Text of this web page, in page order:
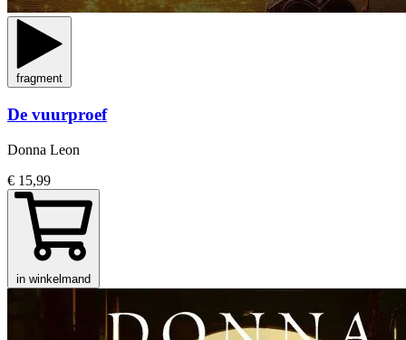
fragment
De vuurproef
Donna Leon
€ 15,99
in winkelmand